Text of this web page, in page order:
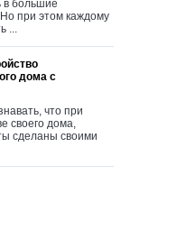
в большие
при этом каждому
...
дома с
что при
своего дома,
сделаны своими